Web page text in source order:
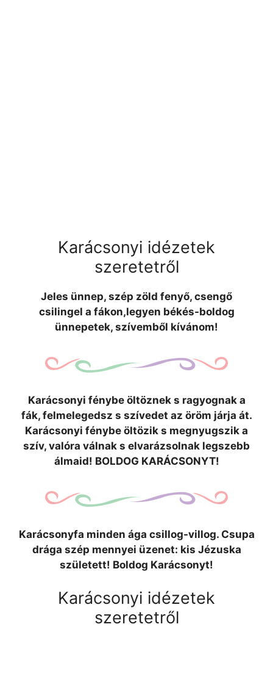
Karácsonyi idézetek
szeretetről
Jeles ünnep, szép zöld fenyő, csengő
csilingel a fákon,legyen békés-boldog
ünnepetek, szívemből kívánom!
Karácsonyi fénybe öltöznek s ragyognak a
fák, felmelegedsz s szívedet az öröm járja át.
Karácsonyi fénybe öltözik s megnyugszik a
szív, valóra válnak s elvarázsolnak legszebb
álmaid! BOLDOG KARÁCSONYT!
Karácsonyfa minden ága csillog-villog. Csupa
drága szép mennyei üzenet: kis Jézuska
született! Boldog Karácsonyt!
Karácsonyi idézetek
szeretetről